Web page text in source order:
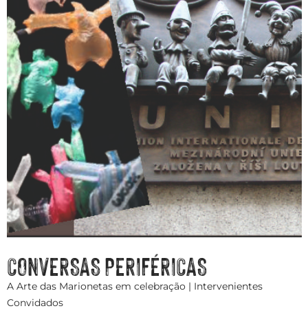
CONVERSAS PERIFÉRICAS
A Arte das Marionetas em celebração | Intervenientes
Convidados